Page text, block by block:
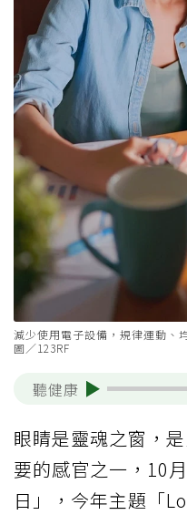
減少使用電子設備，規律運動、
圖／123RF
聽健康
眼睛是靈魂之窗，
要的感官之一，10
日」，今年主題「